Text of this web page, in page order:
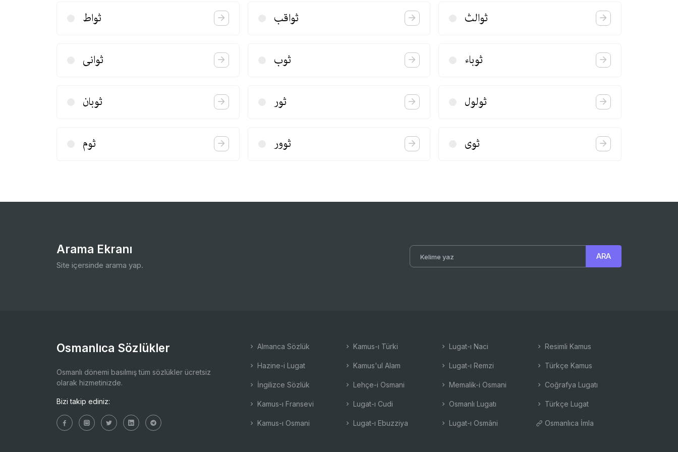
ثواط ثواقب ثوالث
ثوانی ثوب ثوباء
ثوبان ثور ثولول
ثوم ثوور ثوی
Arama Ekranı
Site içersinde arama yap.
Osmanlıca Sözlükler
Osmanlı dönemi basılmış tüm sözlükler ücretsiz
olarak hizmetinizde.
Bizi takip ediniz:
Almanca Sözlük
Hazine-i Lugat
İngilizce Sözlük
Kamus-ı Fransevi
Kamus-ı Osmani
Kamus-ı Türki
Kamus'ul Alam
Lehçe-i Osmani
Lugat-ı Cudi
Lugat-ı Ebuzziya
Lugat-ı Naci
Lugat-ı Remzi
Memalik-i Osmani
Osmanlı Lugatı
Lugat-ı Osmâni
Resimli Kamus
Türkçe Kamus
Coğrafya Lugatı
Türkçe Lugat
Osmanlıca İmla